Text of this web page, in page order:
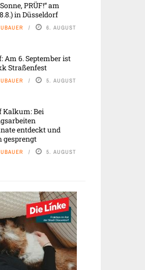
PRÜF!“ am
in Düsseldorf
6. AUGUST
Am 6. September ist
Straßenfest
5. AUGUST
Kalkum: Bei
entdeckt und
gesprengt
5. AUGUST